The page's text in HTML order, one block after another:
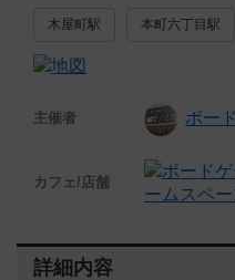
木屋町駅 本町六丁目駅
主催者 ボー
カフェ/店舗
ームスペ
詳細内容